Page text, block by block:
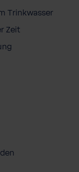
Trinkwasser
Zeit